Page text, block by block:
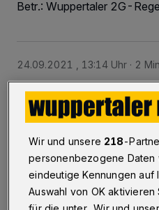
Betr.: Wuppertaler 2G-
24.09.2021 , 13:14 Uhr 2
ie beschlossene
Wir und unsere 218-
personenbezogene
eindeutige Kennungen auf
Auswahl von OK